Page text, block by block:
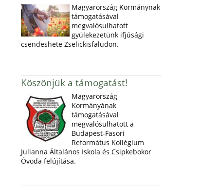
Magyarország Kormánynak
támogatásával
megvalósulhatott
gyülekezetünk ifjúsági
csendeshete Zselickisfaludon.
Köszönjük a támogatást!
Magyarország
Kormányának
támogatásával
megvalósulhatott a
Budapest-Fasori
Református Kollégium
Julianna Általános Iskola és Csipkebokor
Óvoda felújítása.